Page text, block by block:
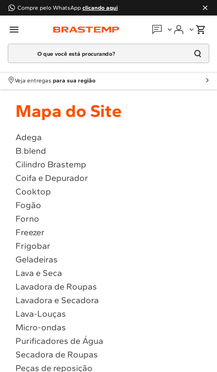
Compre pelo WhatsApp clicando aqui
Em que podemos
Atendimento Brastemp
Localizar assistência técnica
O que você está procurando?
Termos mais buscados
1º Geladeira
2
Fogao
4 º Lava Louça
5 º Cooktop
6º Microondas Brastemp
7º Forno
8º Embutir
9º Combos
Veja entregas para sua região
Mapa do Site
Adega
B.blend
Cilindro Brastemp
Coifa e Depurador
Cooktop
Fogão
Forno
Freezer
Frigobar
Geladeiras
Lava e Seca
Lavadora de Roupas
Lavadora e Secadora
Lava-Louças
Micro-ondas
Purificadores de Água
Secadora de Roupas
Peças de reposição